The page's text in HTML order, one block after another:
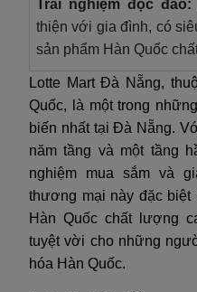
Trải nghiệm độc đáo:
thiện với gia đình, có
sản phẩm Hàn Quốc
Lotte Mart Đà Nẵng,
Quốc, là một trong
biến nhất tại Đà Nẵng.
năm tầng và một tầng
nghiệm mua sắm và
thương mại này đặc
Hàn Quốc chất lượng
tuyệt vời cho những
hóa Hàn Quốc.